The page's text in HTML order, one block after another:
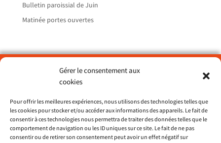
Gérer le consentement aux
cookies
Pour offrir les meilleures expériences, nous utilisons des technologies telles que
les cookies pour stocker et/ou accéder aux informations des appareils. Le fait de
consentir à ces technologies nous permettra de traiter des données telles que le
comportement de navigation ou les ID uniques sur ce site. Le fait de ne pas
consentir ou de retirer son consentement peut avoir un effet négatif sur
Bulletin paroissial de Juin
Matinée portes ouvertes
Paroisse Sainte Catherine du Petit Port – Nantes
> St François d’Assise
> St Dominique
Site du diocèse 44